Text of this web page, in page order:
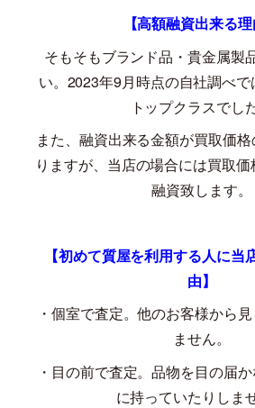
【高額融資出来る理
そもそもブランド品・貴金属製
い。 2023年9月時点の自社調べ
トップクラスでした
また、融資出来る金額が買取価格
りますが、当店の場合には買取価
融資致します。
【初めて質屋を利用する人に当
由】
・個室で査定。他のお客様から
ません。
・目の前で査定。品物を目の届
に持っていたりしませ